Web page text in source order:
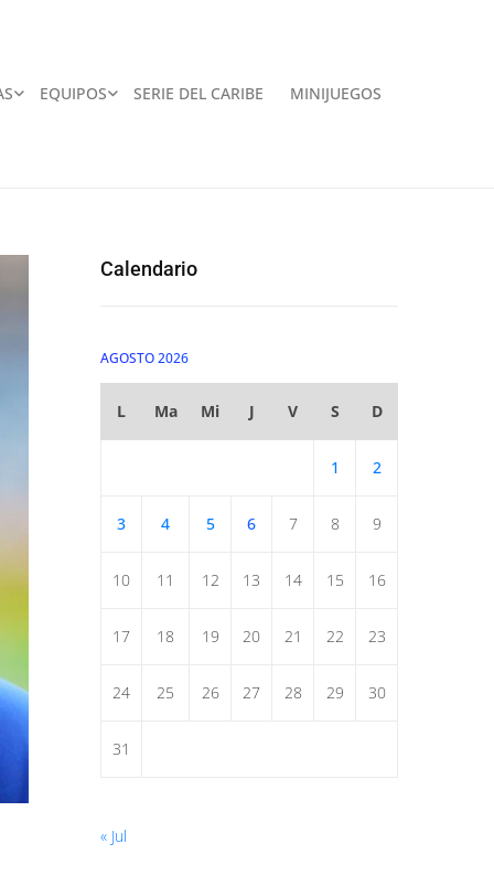
EQUIPOS SERIE DEL CARIBE MINIJUEGOS
Calendario
AGOSTO 2026
L Ma Mi J V S D
1 2
3 4 5 6 7 8 9
10 11 12 13 14 15 16
17 18 19 20 21 22 23
24 25 26 27 28 29 30
31
« Jul